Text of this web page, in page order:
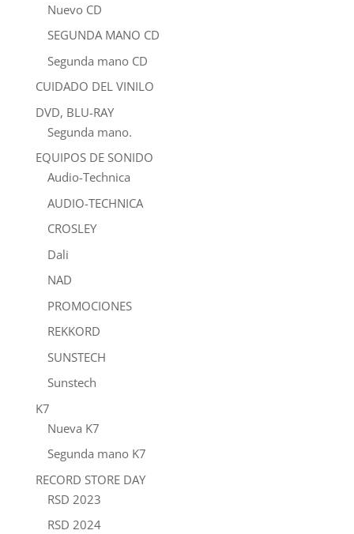
Nuevo CD
SEGUNDA MANO CD
Segunda mano CD
CUIDADO DEL VINILO
DVD, BLU-RAY
Segunda mano.
EQUIPOS DE SONIDO
Audio-Technica
AUDIO-TECHNICA
CROSLEY
Dali
NAD
PROMOCIONES
REKKORD
SUNSTECH
Sunstech
K7
Nueva K7
Segunda mano K7
RECORD STORE DAY
RSD 2023
RSD 2024